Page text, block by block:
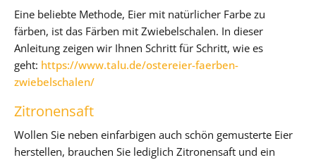
Eine beliebte Methode, Eier mit natürlicher Farbe zu
färben, ist das Färben mit Zwiebelschalen. In dieser
Anleitung zeigen wir Ihnen Schritt für Schritt, wie es
geht: https://www.talu.de/ostereier-faerben-
zwiebelschalen/
Zitronensaft
Wollen Sie neben einfarbigen auch schön gemusterte Eier
herstellen, brauchen Sie lediglich Zitronensaft und ein